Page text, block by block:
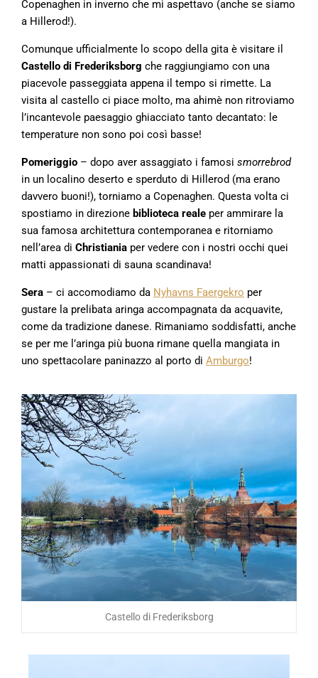
Copenaghen in inverno che mi aspettavo (anche se siamo
a Hillerod!).
Comunque ufficialmente lo scopo della gita è visitare il
Castello di Frederiksborg che raggiungiamo con una
piacevole passeggiata appena il tempo si rimette. La
visita al castello ci piace molto, ma ahimè non ritroviamo
l’incantevole paesaggio ghiacciato tanto decantato: le
temperature non sono poi così basse!
Pomeriggio – dopo aver assaggiato i famosi smorrebrod
in un localino deserto e sperduto di Hillerod (ma erano
davvero buoni!), torniamo a Copenaghen. Questa volta ci
spostiamo in direzione biblioteca reale per ammirare la
sua famosa architettura contemporanea e ritorniamo
nell’area di Christiania per vedere con i nostri occhi quei
matti appassionati di sauna scandinava!
Sera – ci accomodiamo da Nyhavns Faergekro per
gustare la prelibata aringa accompagnata da acquavite,
come da tradizione danese. Rimaniamo soddisfatti, anche
se per me l’aringa più buona rimane quella mangiata in
uno spettacolare paninazzo al porto di Amburgo!
Castello di Frederiksborg